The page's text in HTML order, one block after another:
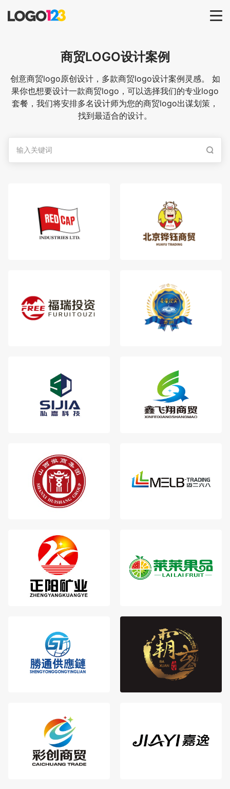
选择套餐→
LOGO案例
商标版权
商贸LOGO设计案例
创意商贸logo原创设计，多款商贸logo设计案例灵感。 如
果你也想要设计一款商贸logo，可以选择我们的专业logo
套餐，我们将安排多名设计师为您的商贸logo出谋划策，
找到最适合的设计。